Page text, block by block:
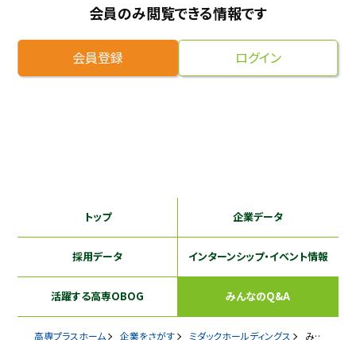
本科5年生・専攻科2年生向け 採用継続中の企業特集
会員のみ閲覧できる情報です
会員登録 ログイン
トップ 企業データ
採用データ インターンシップ・イベント情報
活躍する高専OBOG みんなのQ&A
高専プラスホーム 企業をさがす ミダックホールディングス みんなのQ&A